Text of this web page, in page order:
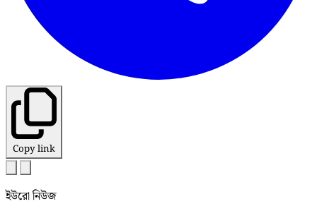
Copy link
ইউরো নিউজ